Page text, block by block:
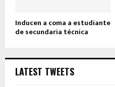
Inducen a coma a estudiante
de secundaria técnica
LATEST TWEETS